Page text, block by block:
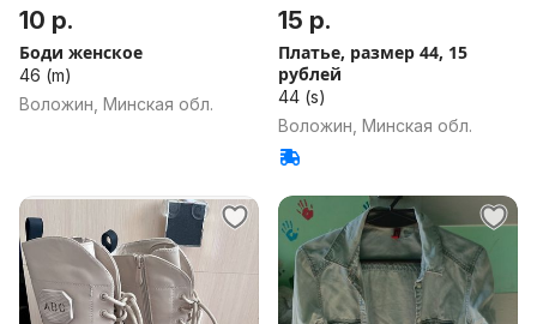
10 р.
Боди женское
46 (m)
Воложин, Минская обл.
15 р.
Платье, размер 44, 15
рублей
44 (s)
Воложин, Минская обл.